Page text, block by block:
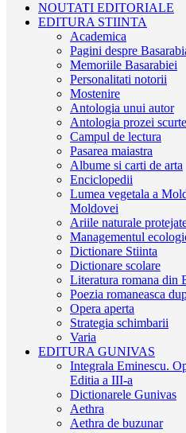
NOUTATI EDITORIALE
EDITURA STIINTA
Academica
Pagini despre
Memoriile Basarabiei
Personalitati notorii
Mostenire
Antologia unui autor
Antologia prozei scurte
Campul de lectura
Pasarea maiastra
Albume si carti de arta
Enciclopedii
Lumea vegetala a
Moldovei
Ariile naturale
Managementul
Dictionare Stiinta
Dictionare scolare
Literatura romana din
Poezia romaneasca
Opera aperta
Strategia schimbarii
Varia
EDITURA GUNIVAS
Integrala Eminescu.
Editia a III-a
Dictionarele Gunivas
Aethra
Aethra de buzunar